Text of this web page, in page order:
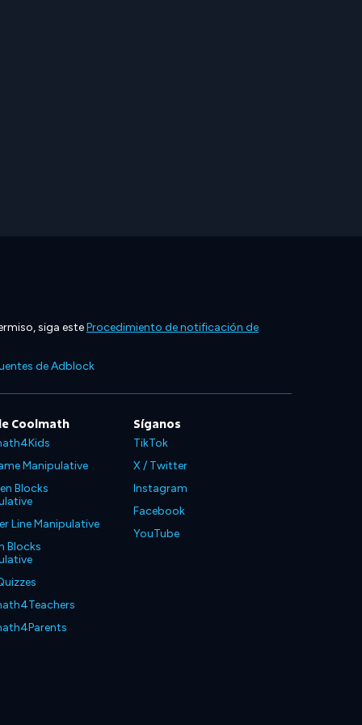
siga esteProcedimiento de notificación de
de Adblock
Coolmath
Manipulative
Blocks
Line Manipulative
Blocks
Síganos
TikTok
X / Twitter
Instagram
Facebook
YouTube